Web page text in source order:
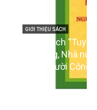
với Tổ quốc,
– Sáng ngời tư